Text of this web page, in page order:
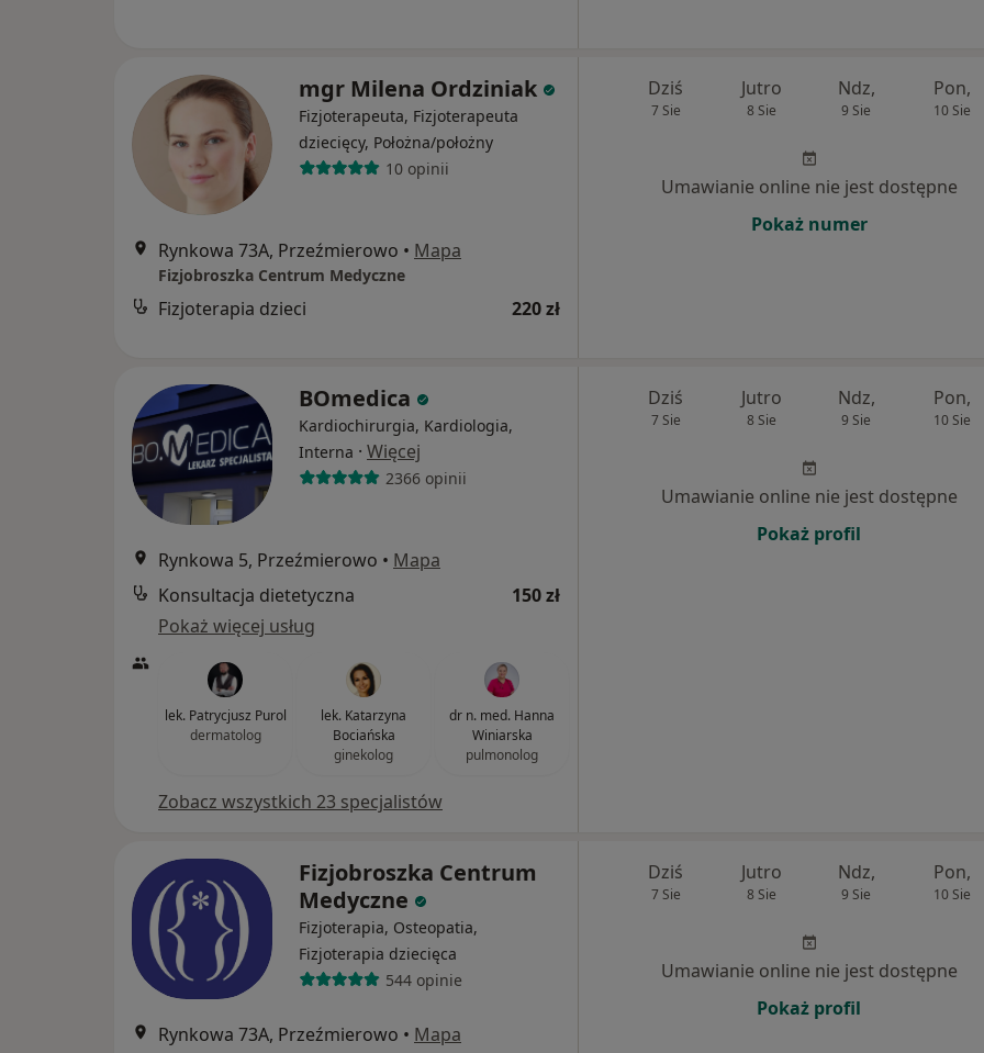
mgr Milena Ordziniak
Fizjoterapeuta, Fizjoterapeuta
dziecięcy, Położna/położny
10 opinii
Rynkowa 73A, Przeźmierowo • Mapa
Fizjobroszka Centrum Medyczne
Fizjoterapia dzieci 220 zł
Dziś
7 Sie
Jutro
8 Sie
Ndz,
9 Sie
Pon,
10 Sie
Umawianie online nie jest dostępne
Pokaż numer
BOmedica
Kardiochirurgia, Kardiologia,
Interna · Więcej
2366 opinii
Rynkowa 5, Przeźmierowo • Mapa
Konsultacja dietetyczna
150 zł
Pokaż więcej usług
lek. Patrycjusz Purol
dermatolog
lek. Katarzyna
Bociańska
ginekolog
dr n. med. Hanna
Winiarska
pulmonolog
Zobacz wszystkich 23 specjalistów
Dziś
7 Sie
Jutro
8 Sie
Ndz,
9 Sie
Pon,
10 Sie
Umawianie online nie jest dostępne
Pokaż profil
Fizjobroszka Centrum
Medyczne
Fizjoterapia, Osteopatia,
Fizjoterapia dziecięca
544 opinie
Rynkowa 73A, Przeźmierowo • Mapa
Dziś
7 Sie
Jutro
8 Sie
Ndz,
9 Sie
Pon,
10 Sie
Umawianie online nie jest dostępne
Pokaż profil